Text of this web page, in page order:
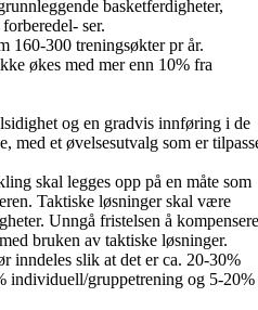
basketferdigheter,
ser.
160-300 treningsøkter pr år.
økes med mer enn 10% fra
og en gradvis innføring i de
med et øvelsesutvalg som er
skal legges opp på en måte som
Taktiske løsninger skal være
Unngå fristelsen å kompensere
bruken av taktiske løsninger.
inndeles slik at det er ca. 20-30%
individuell/gruppetrening og 5-20%